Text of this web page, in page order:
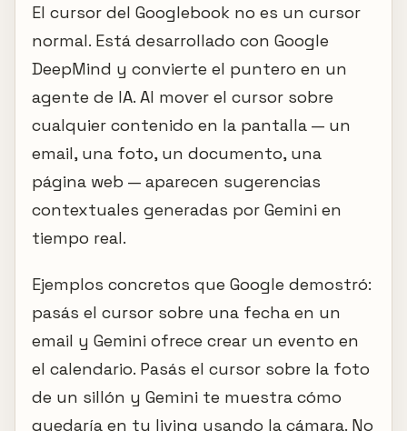
El cursor del Googlebook no es un cursor
normal. Está desarrollado con Google
DeepMind y convierte el puntero en un
agente de IA. Al mover el cursor sobre
cualquier contenido en la pantalla — un
email, una foto, un documento, una
página web — aparecen sugerencias
contextuales generadas por Gemini en
tiempo real.
Ejemplos concretos que Google demostró:
pasás el cursor sobre una fecha en un
email y Gemini ofrece crear un evento en
el calendario. Pasás el cursor sobre la foto
de un sillón y Gemini te muestra cómo
quedaría en tu living usando la cámara. No